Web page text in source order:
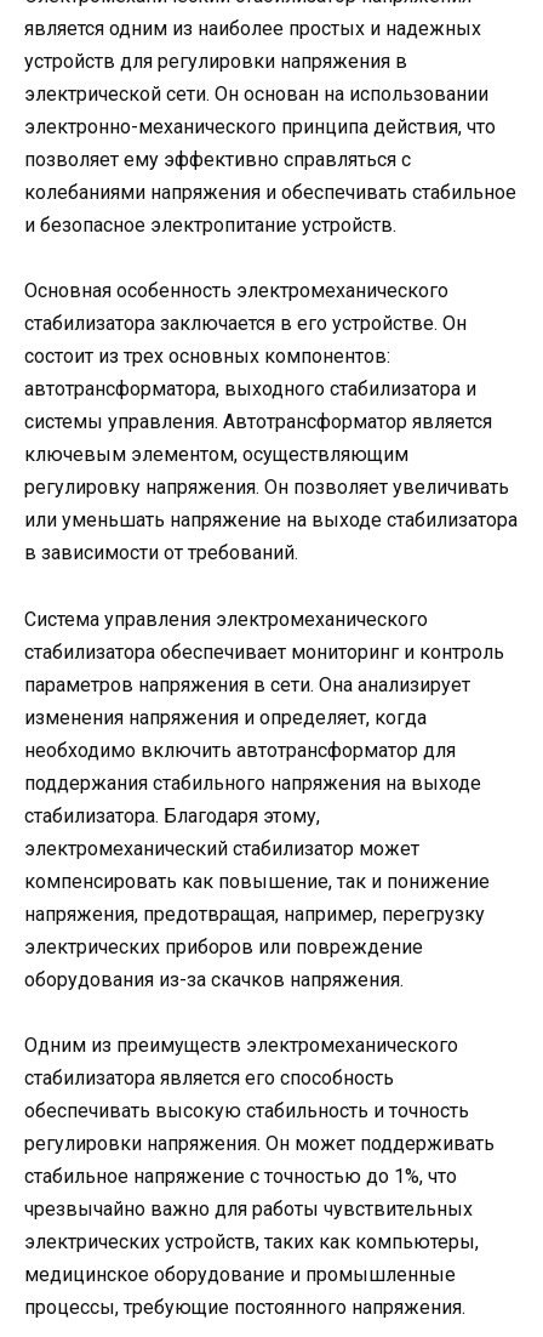
является одним из наиболее простых и надежных
устройств для регулировки напряжения в
электрической сети. Он основан на использовании
электронно-механического принципа действия, что
позволяет ему эффективно справляться с
колебаниями напряжения и обеспечивать стабильное
и безопасное электропитание устройств.
Основная особенность электромеханического
стабилизатора заключается в его устройстве. Он
состоит из трех основных компонентов:
автотрансформатора, выходного стабилизатора и
системы управления. Автотрансформатор является
ключевым элементом, осуществляющим
регулировку напряжения. Он позволяет увеличивать
или уменьшать напряжение на выходе стабилизатора
в зависимости от требований.
Система управления электромеханического
стабилизатора обеспечивает мониторинг и контроль
параметров напряжения в сети. Она анализирует
изменения напряжения и определяет, когда
необходимо включить автотрансформатор для
поддержания стабильного напряжения на выходе
стабилизатора. Благодаря этому,
электромеханический стабилизатор может
компенсировать как повышение, так и понижение
напряжения, предотвращая, например, перегрузку
электрических приборов или повреждение
оборудования из-за скачков напряжения.
Одним из преимуществ электромеханического
стабилизатора является его способность
обеспечивать высокую стабильность и точность
регулировки напряжения. Он может поддерживать
стабильное напряжение с точностью до 1%, что
чрезвычайно важно для работы чувствительных
электрических устройств, таких как компьютеры,
медицинское оборудование и промышленные
процессы, требующие постоянного напряжения.